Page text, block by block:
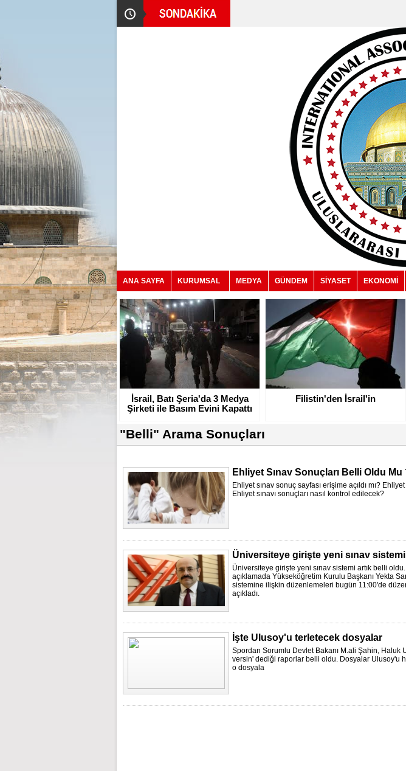
ANA SAYFA KURUMSAL MEDYA GÜNDEM SİYASET EKONOMİ
İsrail, Batı Şeria'da 3 Medya
Şirketi ile Basım Evini Kapattı
Filistin'den İsrail'in
"Belli" Arama Sonuçları
Ehliyet Sınav Sonuçları Belli Oldu Mu
Ehliyet sınav sonuç sayfası erişime açıldı mı?
Ehliyet sınavı sonuçları nasıl kontrol edilecek?
Üniversiteye girişte yeni sınav
Üniversiteye girişte yeni sınav sistemi artık belli oldu.
açıklamada Yükseköğretim Kurulu Başkanı Yekta
sistemine ilişkin düzenlemeleri bugün 11:00'de
açıkladı.
İşte Ulusoy'u terletecek dosyalar
Spordan Sorumlu Devlet Bakanı M.ali Şahin, Haluk
versin' dediği raporlar belli oldu. Dosyalar Ulusoy'u
o dosyala